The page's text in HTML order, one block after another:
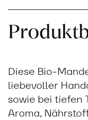
Diese Bio-
liebevoller
sowie bei tiefen
Aroma,